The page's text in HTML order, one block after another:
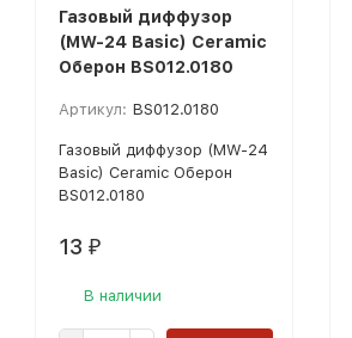
Газовый диффузор
(MW-24 Basic) Ceramic
Оберон BS012.0180
Артикул: BS012.0180
Газовый диффузор (MW-24
Basic) Ceramic Оберон
BS012.0180
13 ₽
В наличии